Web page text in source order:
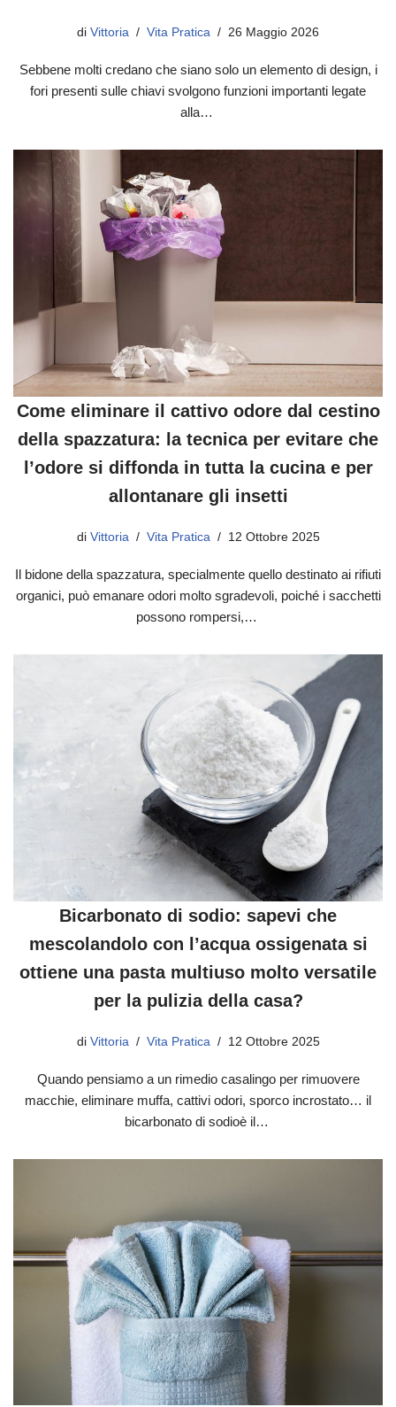
di Vittoria Vita Pratica 26 Maggio 2026
Sebbene molti credano che siano solo un elemento di design, i
fori presenti sulle chiavi svolgono funzioni importanti legate
alla…
Come eliminare il cattivo odore dal cestino
della spazzatura: la tecnica per evitare che
l’odore si diffonda in tutta la cucina e per
allontanare gli insetti
di Vittoria Vita Pratica 12 Ottobre 2025
Il bidone della spazzatura, specialmente quello destinato ai rifiuti
organici, può emanare odori molto sgradevoli, poiché i sacchetti
possono rompersi,…
Bicarbonato di sodio: sapevi che
mescolandolo con l’acqua ossigenata si
ottiene una pasta multiuso molto versatile
per la pulizia della casa?
di Vittoria Vita Pratica 12 Ottobre 2025
Quando pensiamo a un rimedio casalingo per rimuovere
macchie, eliminare muffa, cattivi odori, sporco incrostato… il
bicarbonato di sodioè il…